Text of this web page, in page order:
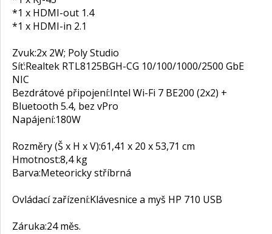
*1 x HDMI-out 1.4
*1 x HDMI-in 2.1
Zvuk:2x 2W; Poly Studio
Síť:Realtek RTL8125BGH-CG 10/100/1000/2500 GbE
NIC
Bezdrátové připojení:Intel Wi-Fi 7 BE200 (2x2) +
Bluetooth 5.4, bez vPro
Napájení:180W
Rozměry (Š x H x V):61,41 x 20 x 53,71 cm
Hmotnost:8,4 kg
Barva:Meteoricky stříbrná
Ovládací zařízení:Klávesnice a myš HP 710 USB
Záruka:24 měs.